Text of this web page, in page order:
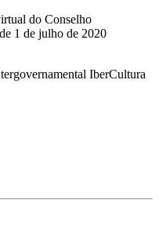
do Conselho
1 de julho de 2020
IberCultura